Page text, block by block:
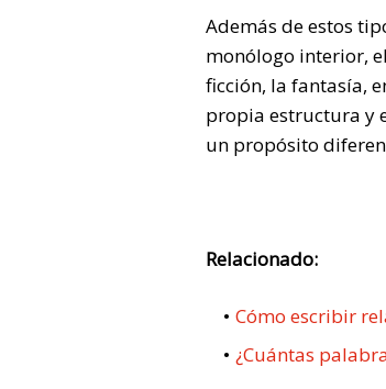
Además de estos
monólogo interior,
ficción, la fantasía,
propia estructura y
un propósito
Relacionado:
Cómo escribir
¿Cuántas